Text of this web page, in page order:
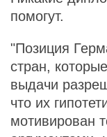
помогут.
"Позиция
стран,
выдачи
что их
мотивирован